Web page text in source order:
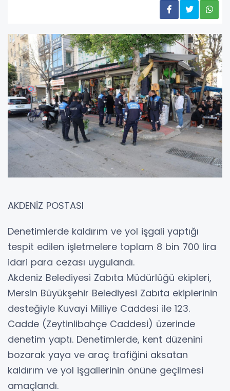
AKDENİZ POSTASI
Denetimlerde kaldırım ve yol işgali yaptığı
tespit edilen işletmelere toplam 8 bin 700 lira
idari para cezası uygulandı.
Akdeniz Belediyesi Zabıta Müdürlüğü ekipleri,
Mersin Büyükşehir Belediyesi Zabıta ekiplerinin
desteğiyle Kuvayi Milliye Caddesi ile 123.
Cadde (Zeytinlibahçe Caddesi) üzerinde
denetim yaptı. Denetimlerde, kent düzenini
bozarak yaya ve araç trafiğini aksatan
kaldırım ve yol işgallerinin önüne geçilmesi
amaçlandı.